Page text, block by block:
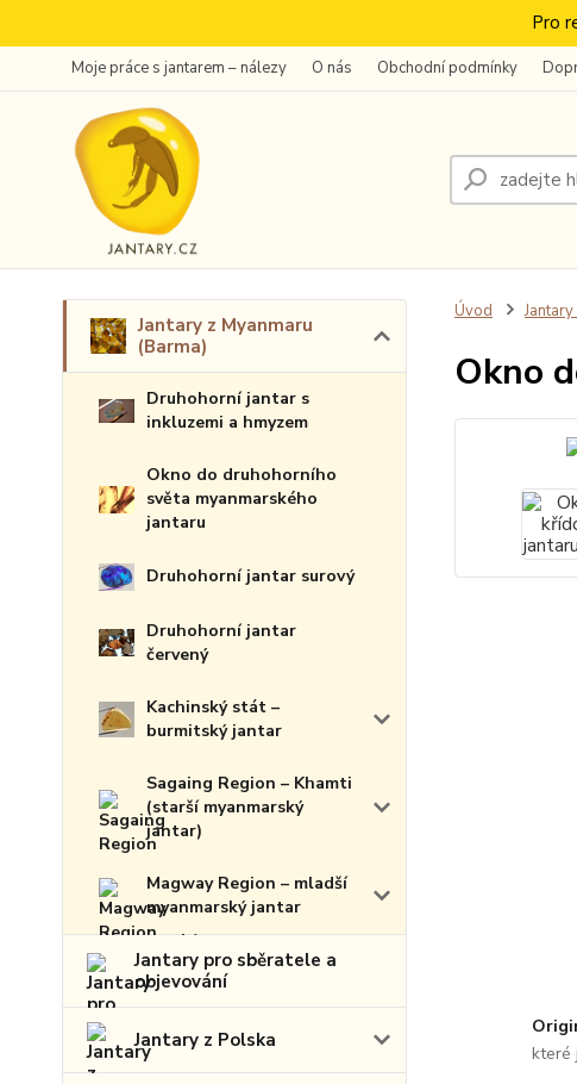
Pro
Moje práce s jantarem – nálezy O nás Obchodní podmínky
Jantary z Myanmaru
(Barma)
Druhohorní jantar s
inkluzemi a hmyzem
Okno do druhohorního
světa myanmarského
jantaru
Druhohorní jantar surový
Druhohorní jantar
červený
Kachinský stát –
burmitský jantar
Sagaing Region – Khamti
(starší myanmarský
jantar)
Magway Region – mladší
myanmarský jantar
Jantary pro sběratele a
objevování
Jantary z Polska
Úvod
Okno
které